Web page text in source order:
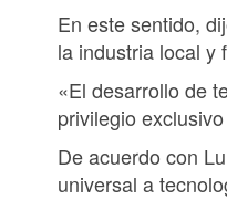
En este sentido,
la industria local y
«El desarrollo de
privilegio
De acuerdo con
universal a